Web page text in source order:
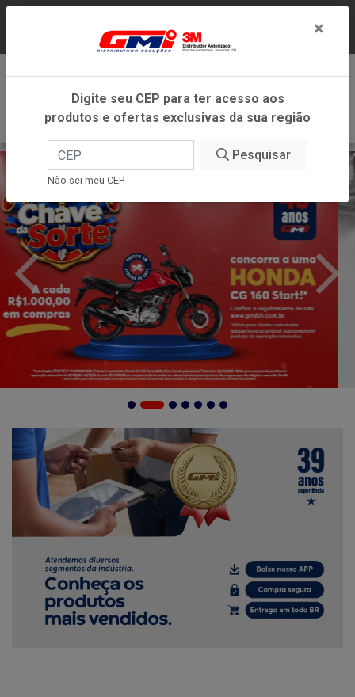
DENTRO DO ESTADO DE MINAS GERAIS.
×
Digite seu CEP para ter acesso aos
produtos e ofertas exclusivas da sua região
Pesquisar
Não sei meu CEP